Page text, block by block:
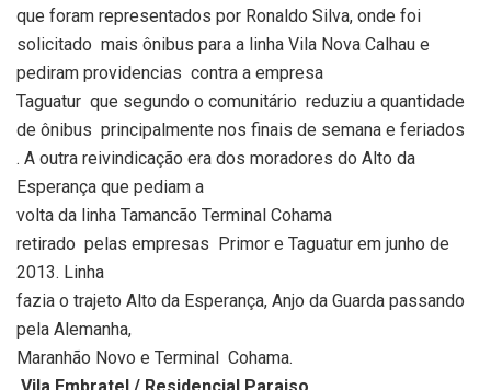
que foram representados por Ronaldo Silva, onde foi
solicitado mais ônibus para a linha Vila Nova Calhau e
pediram providencias contra a empresa
Taguatur que segundo o comunitário reduziu a quantidade
de ônibus principalmente nos finais de semana e feriados
. A outra reivindicação era dos moradores do Alto da
Esperança que pediam a
volta da linha Tamancão Terminal Cohama
retirado pelas empresas
Primor e Taguatur em junho de
2013. Linha
fazia o trajeto Alto da Esperança, Anjo da Guarda passando
pela Alemanha,
Maranhão Novo e Terminal
Cohama.